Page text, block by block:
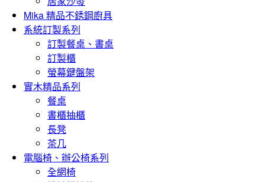
Mika 精品不銹鋼廚具
系統訂製系列
訂製餐桌、書桌
訂製櫃
螢幕鍵盤架
實木精品系列
餐桌
書櫃抽櫃
長凳
茶几
電腦椅、辦公椅系列
全網椅